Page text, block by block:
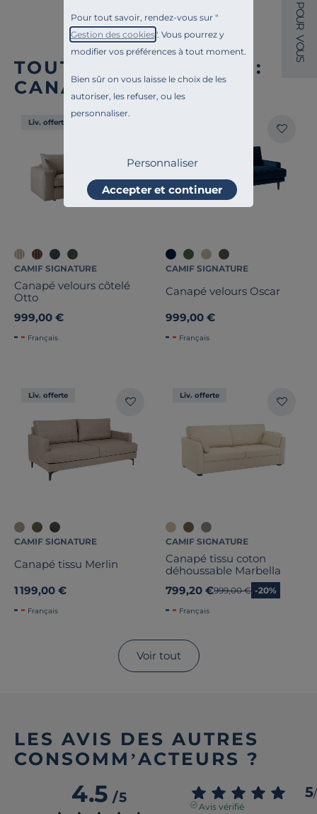
Pour tout savoir, rendez-vous sur "
Gestion des cookies". Vous pourrez y
modifier vos préférences à tout moment.
Bien sûr on vous laisse le choix de les
autoriser, les refuser, ou les
personnaliser.
Personnaliser
Accepter et continuer
TOUTE NOTRE OFFRE :
CANAPÉS DROITS
Liv. offerte
CAMIF SIGNATURE
Canapé velours côtelé
Otto
999,00 €
Français
CAMIF SIGNATURE
Canapé velours Oscar
999,00 €
Français
Liv. offerte
CAMIF SIGNATURE
Canapé tissu Merlin
1 199,00 €
Français
Liv. offerte
CAMIF SIGNATURE
Canapé tissu coton
déhoussable Marbella
799,20 €Ancien prix
999,00 € -20%
Français
Voir tout
LES AVIS DES AUTRES
CONSOMM’ACTEURS ?
4.5/5 5/
Avis vérifié
P
O
U
R
V
O
U
S